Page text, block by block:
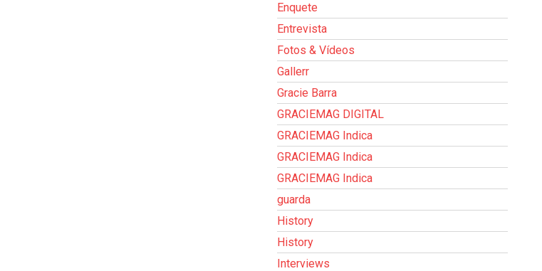
Enquete
Entrevista
Fotos & Vídeos
Gallerr
Gracie Barra
GRACIEMAG DIGITAL
GRACIEMAG Indica
GRACIEMAG Indica
GRACIEMAG Indica
guarda
History
History
Interviews